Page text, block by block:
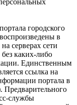
городского
в
серверах сети
каких-либо
Единственным
ссылка на
портала в
Предварительного
службы